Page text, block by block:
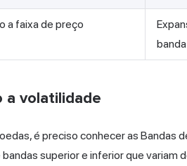
a faixa de preço
banda
a volatilidade
é preciso conhecer as Bandas
superior e inferior que variam